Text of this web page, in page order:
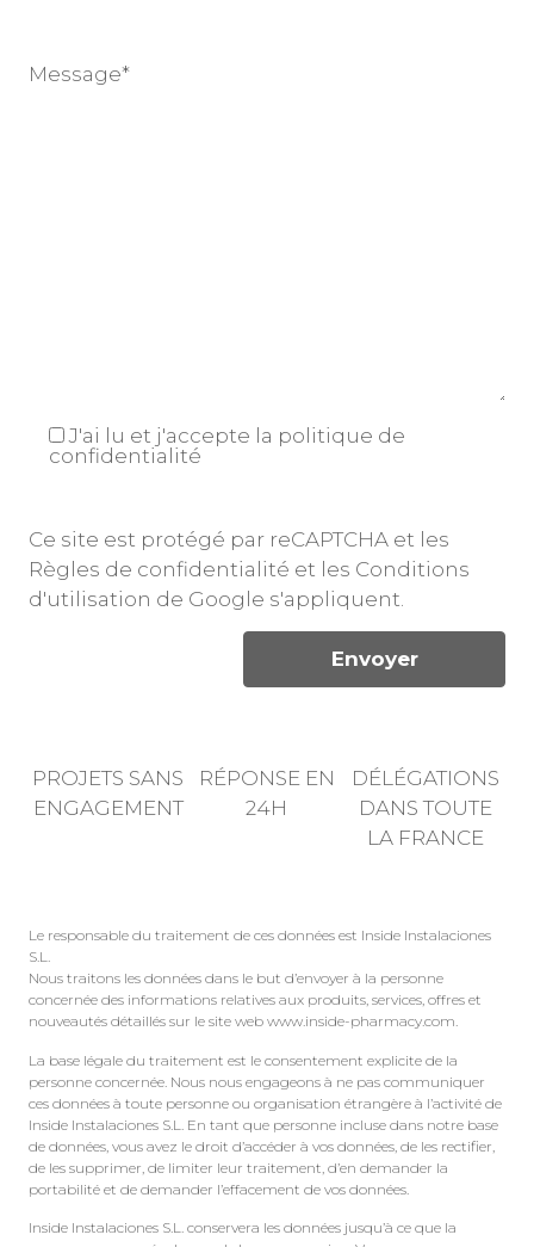
Message*
J'ai lu et j'accepte la politique de
confidentialité
Ce site est protégé par reCAPTCHA et les
Règles de confidentialité et les Conditions
d'utilisation de Google s'appliquent.
PROJETS SANS
ENGAGEMENT
RÉPONSE EN
24H
DÉLÉGATIONS
DANS TOUTE
LA FRANCE
Le responsable du traitement de ces données est Inside Instalaciones
S.L.
Nous traitons les données dans le but d’envoyer à la personne
concernée des informations relatives aux produits, services, offres et
nouveautés détaillés sur le site web www.inside-pharmacy.com.
La base légale du traitement est le consentement explicite de la
personne concernée. Nous nous engageons à ne pas communiquer
ces données à toute personne ou organisation étrangère à l’activité de
Inside Instalaciones S.L. En tant que personne incluse dans notre base
de données, vous avez le droit d’accéder à vos données, de les rectifier,
de les supprimer, de limiter leur traitement, d’en demander la
portabilité et de demander l’effacement de vos données.
Inside Instalaciones S.L. conservera les données jusqu’à ce que la